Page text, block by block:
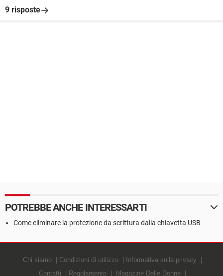
9 risposte
POTREBBE ANCHE INTERESSARTI
Come eliminare la protezione da scrittura dalla chiavetta USB
Chi siamo Condizioni di utilizzo
Informativa sulla privacy
Contatti
Regolamento Magazine Delle Donne